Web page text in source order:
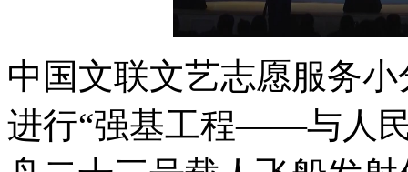
中国文联文艺志愿服务
进行“强基工程——与人